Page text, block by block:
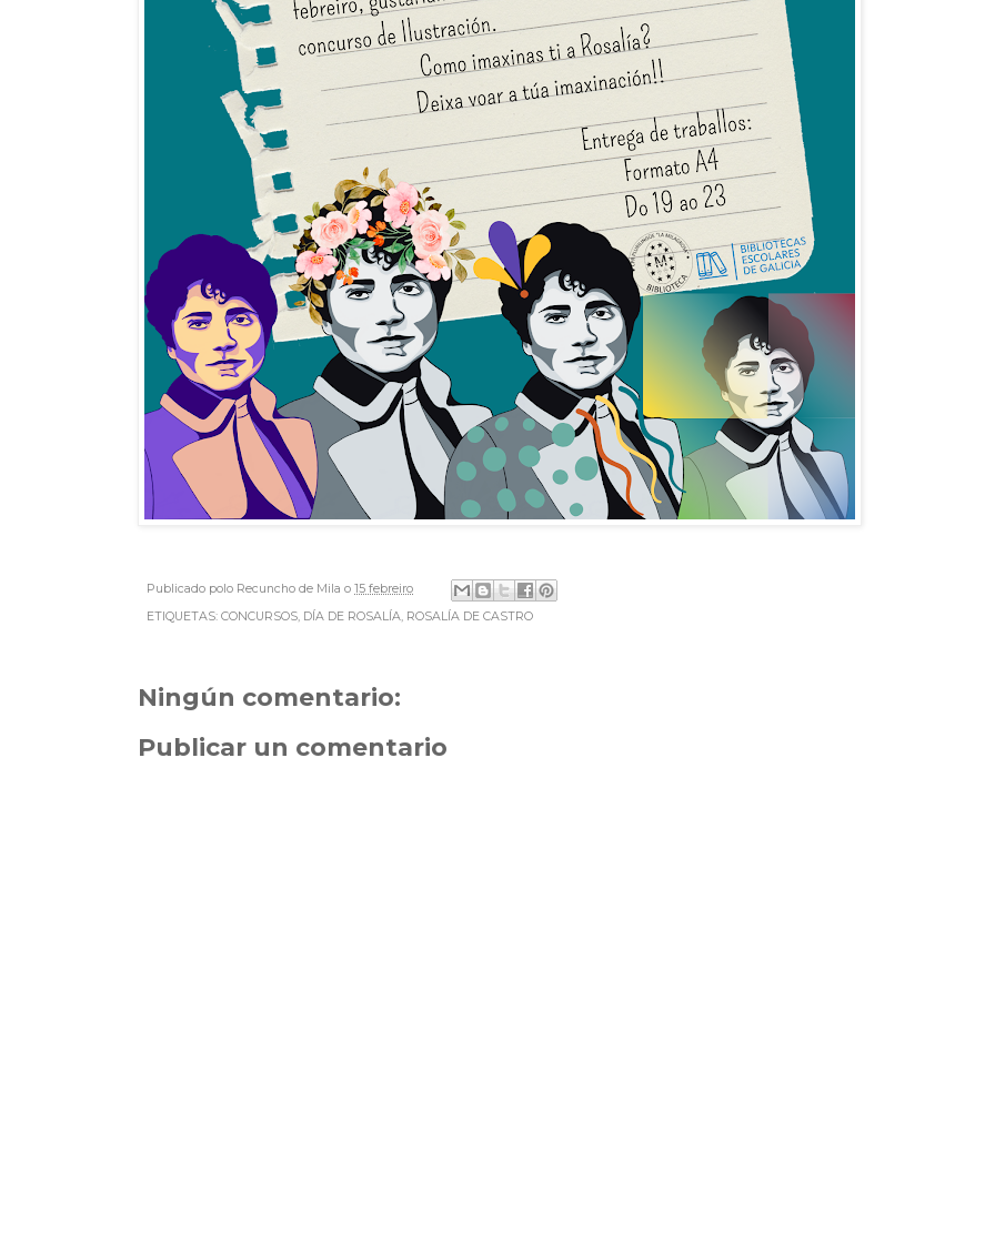
Publicado polo Recuncho de Mila o 15 febreiro
ETIQUETAS: CONCURSOS, DÍA DE ROSALÍA, ROSALÍA DE CASTRO
Ningún comentario:
Publicar un comentario